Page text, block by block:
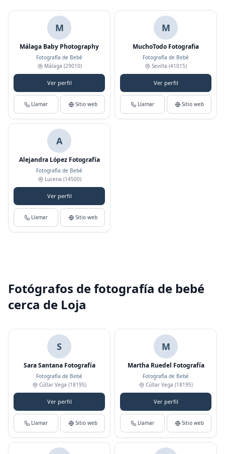
M
Málaga Baby Photography
Fotografía de Bebé
Málaga (29010)
Ver perfil
Llamar Sitio web
M
MuchoTodo Fotografia
Fotografía de Bebé
Sevilla (41015)
Ver perfil
Llamar Sitio web
A
Alejandra López Fotografía
Fotografía de Bebé
Lucena (14500)
Ver perfil
Llamar Sitio web
Fotógrafos de fotografía de bebé
cerca de Loja
S
Sara Santana Fotografía
Fotografía de Bebé
Cúllar Vega (18195)
Ver perfil
Llamar Sitio web
M
Martha Ruedel Fotografía
Fotografía de Bebé
Cúllar Vega (18195)
Ver perfil
Llamar Sitio web